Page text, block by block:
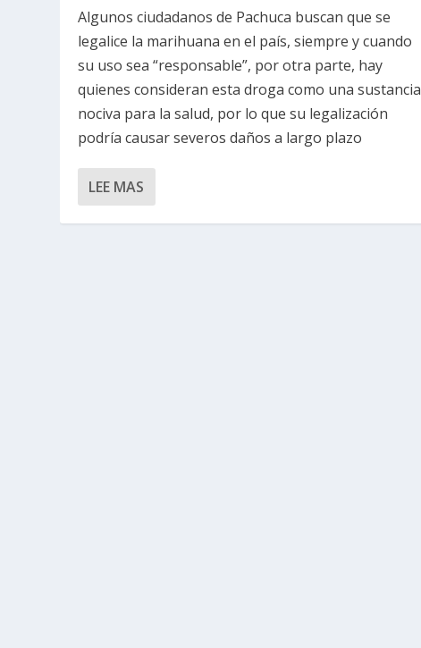
Algunos ciudadanos de Pachuca buscan que se
legalice la marihuana en el país, siempre y cuando
su uso sea “responsable”, por otra parte, hay
quienes consideran esta droga como una sustancia
nociva para la salud, por lo que su legalización
podría causar severos daños a largo plazo
LEE MAS